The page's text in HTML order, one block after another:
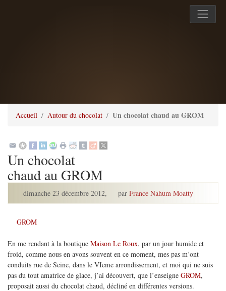
Accueil Autour du chocolat Un chocolat chaud au GROM
Un chocolat
chaud au GROM
dimanche 23 décembre 2012, par France Nahum Moatty
GROM
En me rendant à la boutique Maison Le Roux, par un jour humide et
froid, comme nous en avons souvent en ce moment, mes pas m’ont
conduits rue de Seine, dans le VIeme arrondissement, et moi qui ne suis
pas du tout amatrice de glace, j’ai découvert, que l’enseigne GROM,
proposait aussi du chocolat chaud, décliné en différentes versions.